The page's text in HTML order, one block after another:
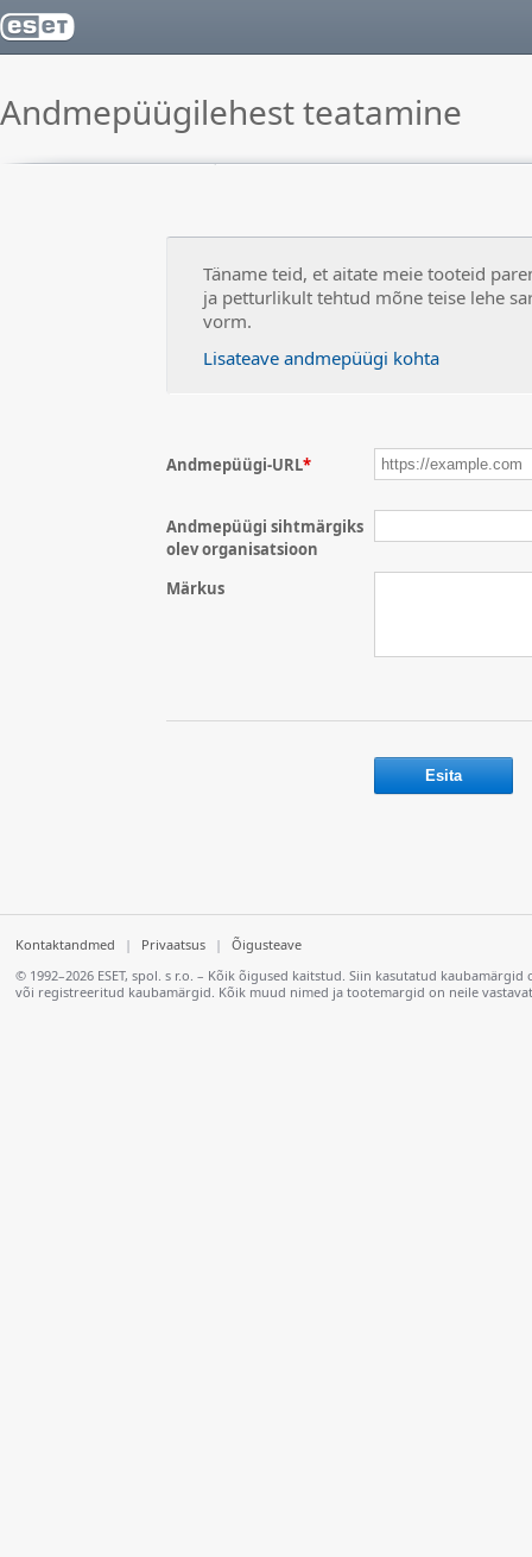
Andmepüügilehest teatamine
Täname teid, et aitate meie tooteid
ja petturlikult tehtud mõne teise lehe
vorm.
Lisateave andmepüügi kohta
Andmepüügi-URL*
Andmepüügi sihtmärgiks
olev organisatsioon
Märkus
Kontaktandmed | Privaatsus |
Õigusteave
© 1992–2026 ESET, spol. s r.o. – Kõik õigused kaitstud. Siin kasutatud kaubamärgid
või registreeritud kaubamärgid. Kõik muud nimed ja tootemargid on neile